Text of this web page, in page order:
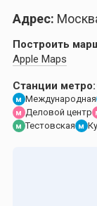
Адрес:
Построить
Apple Maps
Станции метро:
м Международная
м Деловой центр
м Тестовская м